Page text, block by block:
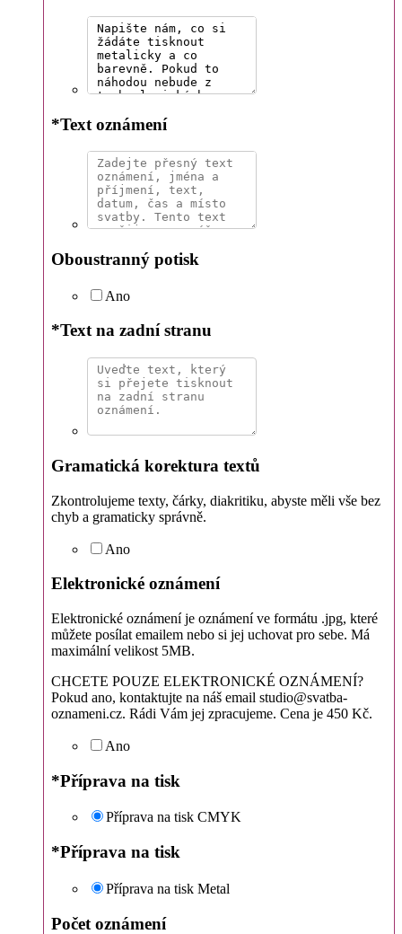
*Text oznámení
Oboustranný potisk
Ano
*Text na zadní stranu
Gramatická korektura textů
Zkontrolujeme texty, čárky, diakritiku, abyste měli vše bez
chyb a gramaticky správně.
Ano
Elektronické oznámení
Elektronické oznámení je oznámení ve formátu .jpg, které
můžete posílat emailem nebo si jej uchovat pro sebe. Má
maximální velikost 5MB.
CHCETE POUZE ELEKTRONICKÉ OZNÁMENÍ?
Pokud ano, kontaktujte na náš email studio@svatba-
oznameni.cz. Rádi Vám jej zpracujeme. Cena je 450 Kč.
Ano
*Příprava na tisk
Příprava na tisk CMYK
*Příprava na tisk
Příprava na tisk Metal
Počet oznámení